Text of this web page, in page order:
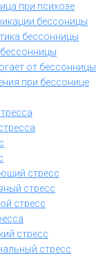
при психозе
бессоницы
бессонницы
от бессонницы
при бессонице
стресс
стресс
стресс
стресс
стресс